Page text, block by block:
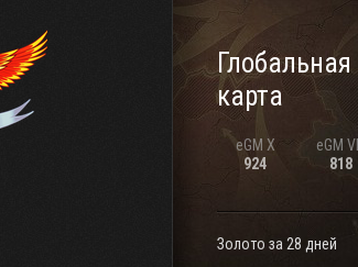
Глобальная
карта
eGM X
924
eGM VIII
818
Золото за 28 дней